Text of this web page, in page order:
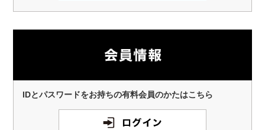
IDとパスワードをお持ちの有料会員のかたはこちら